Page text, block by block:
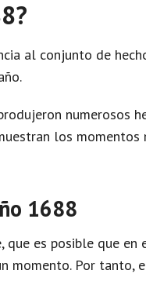
al conjunto de
numerosos
los
1688
que es posible que
momento. Por tanto,